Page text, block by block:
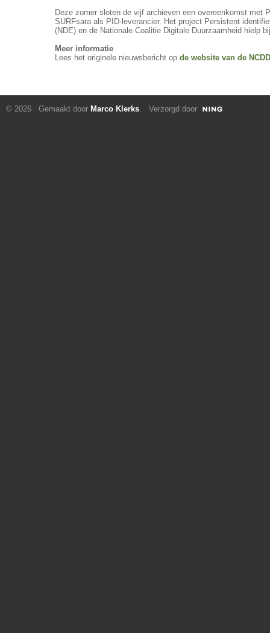
Deze zomer sloten de vijf archieven een overeenkomst met
SURFsara als PID-leverancier. Het project Persistent
(NDE) en de Nationale Coalitie Digitale Duurzaamheid hielp
Meer informatie
Lees het originele nieuwsbericht op de website van de NCDD
© 2026 Gemaakt door Marco Klerks. Verzorgd door